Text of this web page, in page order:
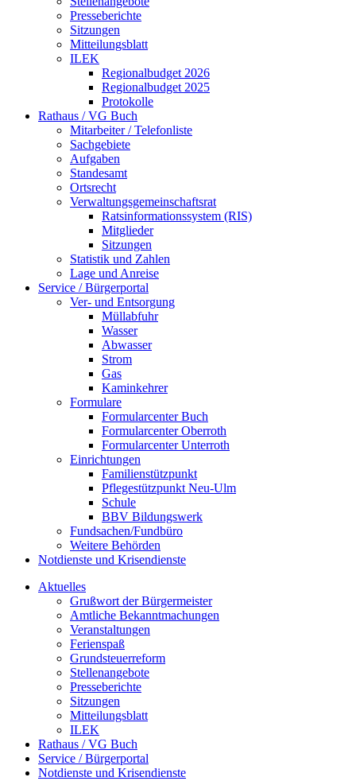
Presseberichte
Sitzungen
Mitteilungsblatt
ILEK
Regionalbudget 2026
Regionalbudget 2025
Protokolle
Rathaus / VG Buch
Mitarbeiter / Telefonliste
Sachgebiete
Aufgaben
Standesamt
Ortsrecht
Verwaltungsgemeinschaftsrat
Ratsinformationssystem (RIS)
Mitglieder
Sitzungen
Statistik und Zahlen
Lage und Anreise
Service / Bürgerportal
Ver- und Entsorgung
Müllabfuhr
Wasser
Abwasser
Strom
Gas
Kaminkehrer
Formulare
Formularcenter Buch
Formularcenter Oberroth
Formularcenter Unterroth
Einrichtungen
Familienstützpunkt
Pflegestützpunkt Neu-Ulm
Schule
BBV Bildungswerk
Fundsachen/Fundbüro
Weitere Behörden
Notdienste und Krisendienste
Aktuelles
Grußwort der Bürgermeister
Amtliche Bekanntmachungen
Veranstaltungen
Ferienspaß
Grundsteuerreform
Stellenangebote
Presseberichte
Sitzungen
Mitteilungsblatt
ILEK
Rathaus / VG Buch
Service / Bürgerportal
Notdienste und Krisendienste